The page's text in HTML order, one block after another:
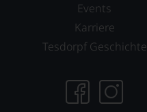
Events
Karriere
Tesdorpf Geschichte